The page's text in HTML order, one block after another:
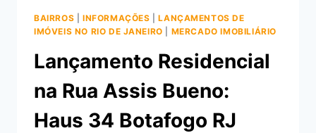
BAIRROS INFORMAÇÕES |LANÇAMENTOS DE
IMÓVEIS NO RIO DE JANEIRO
MERCADO IMOBILIÁRIO
Lançamento Residencial
na Rua Assis Bueno:
Haus 34 Botafogo RJ